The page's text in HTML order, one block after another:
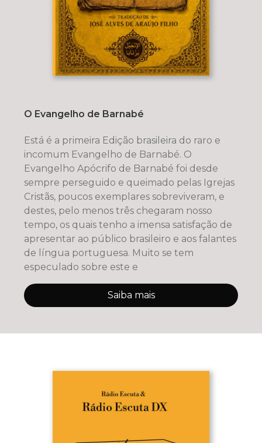
O Evangelho de Barnabé
Está é a primeira Edição brasileira do raro e
incomum Evangelho de Barnabé. O
Evangelho Apócrifo de Barnabé foi desde
sempre perseguido e queimado pelas Igrejas
Cristãs, poucos exemplares sobreviveram, e
destes, pelo menos três chegaram nosso
tempo, os quais tenho a imensa satisfação de
apresentar ao público brasileiro e aos falantes
de língua portuguesa. Muito se tem
especulado sobre este e
Saiba mais